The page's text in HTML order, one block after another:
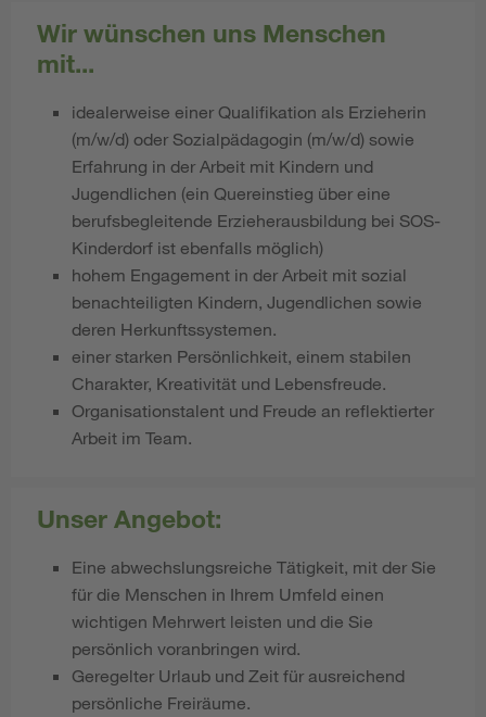
Wir wünschen uns Menschen
mit...
idealerweise einer Qualifikation als Erzieherin
(m/w/d) oder Sozialpädagogin (m/w/d) sowie
Erfahrung in der Arbeit mit Kindern und
Jugendlichen (ein Quereinstieg über eine
berufsbegleitende Erzieherausbildung bei SOS-
Kinderdorf ist ebenfalls möglich)
hohem Engagement in der Arbeit mit sozial
benachteiligten Kindern, Jugendlichen sowie
deren Herkunftssystemen.
​​​​​​einer starken Persönlichkeit, einem stabilen
Charakter, Kreativität und Lebensfreude.
Organisationstalent und Freude an reflektierter
Arbeit im Team.
Unser Angebot:
Eine abwechslungsreiche Tätigkeit, mit der Sie
für die Menschen in Ihrem Umfeld einen
wichtigen Mehrwert leisten und die Sie
persönlich voranbringen wird.
Geregelter Urlaub und Zeit für ausreichend
persönliche Freiräume.